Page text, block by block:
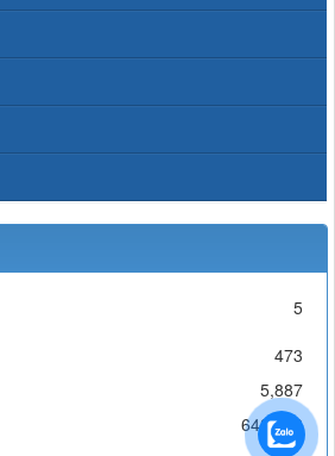
5
473
5,887
642,718